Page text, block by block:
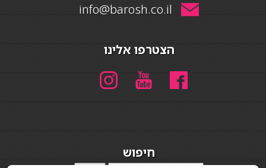
info@barosh.co.il
הצטרפו אלינו
חיפוש